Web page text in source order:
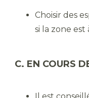
Choisir des
si la zone est
C. EN COURS